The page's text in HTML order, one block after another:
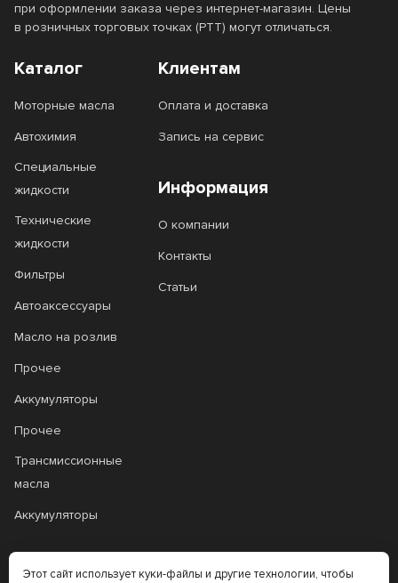
при оформлении заказа через интернет-магазин. Цены
в розничных торговых точках (РТТ) могут отличаться.
Каталог
Моторные масла
Автохимия
Специальные
жидкости
Технические
жидкости
Фильтры
Автоаксессуары
Масло на розлив
Прочее
Аккумуляторы
Прочее
Трансмиссионные
масла
Аккумуляторы
Клиентам
Оплата и доставка
Запись на сервис
Информация
О компании
Контакты
Статьи
+7 (383) 335-77-99
Этот сайт использует куки-файлы и другие технологии, чтобы